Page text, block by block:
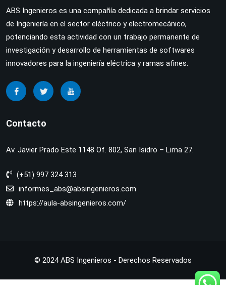
ABS Ingenieros es una compañía dedicada a brindar servicios
de Ingeniería en el sector eléctrico y electromecánico,
potenciando esta actividad con un trabajo permanente de
investigación y desarrollo de herramientas de softwares
innovadores para la ingeniería eléctrica y ramas afines.
Contacto
Av. Javier Prado Este 1148 Of. 802, San Isidro – Lima 27.
(+51) 997 324 313
informes_abs@absingenieros.com
https://aula-absingenieros.com/
© 2024 ABS Ingenieros - Derechos Reservados